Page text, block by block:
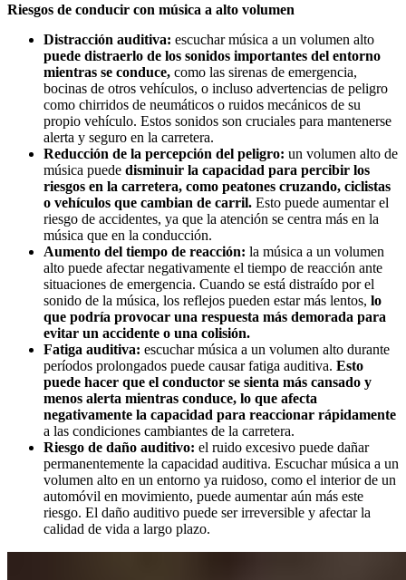
Riesgos de conducir con música a alto volumen
Distracción auditiva: escuchar música a un volumen alto
puede distraerlo de los sonidos importantes del entorno
mientras se conduce, como las sirenas de emergencia,
bocinas de otros vehículos, o incluso advertencias de peligro
como chirridos de neumáticos o ruidos mecánicos de su
propio vehículo. Estos sonidos son cruciales para mantenerse
alerta y seguro en la carretera.
Reducción de la percepción del peligro: un volumen alto de
música puede disminuir la capacidad para percibir los
riesgos en la carretera, como peatones cruzando, ciclistas
o vehículos que cambian de carril. Esto puede aumentar el
riesgo de accidentes, ya que la atención se centra más en la
música que en la conducción.
Aumento del tiempo de reacción: la música a un volumen
alto puede afectar negativamente el tiempo de reacción ante
situaciones de emergencia. Cuando se está distraído por el
sonido de la música, los reflejos pueden estar más lentos, lo
que podría provocar una respuesta más demorada para
evitar un accidente o una colisión.
Fatiga auditiva: escuchar música a un volumen alto durante
períodos prolongados puede causar fatiga auditiva. Esto
puede hacer que el conductor se sienta más cansado y
menos alerta mientras conduce, lo que afecta
negativamente la capacidad para reaccionar rápidamente
a las condiciones cambiantes de la carretera.
Riesgo de daño auditivo: el ruido excesivo puede dañar
permanentemente la capacidad auditiva. Escuchar música a un
volumen alto en un entorno ya ruidoso, como el interior de un
automóvil en movimiento, puede aumentar aún más este
riesgo. El daño auditivo puede ser irreversible y afectar la
calidad de vida a largo plazo.